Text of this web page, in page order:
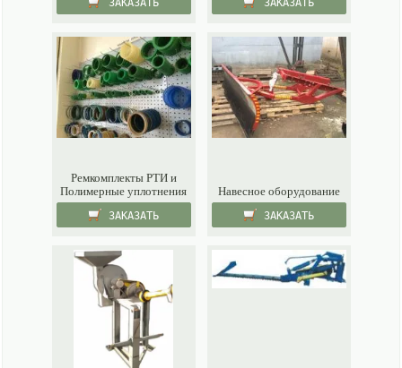
ЗАКАЗАТЬ ЗАКАЗАТЬ
ЗАКАЗАТЬ
Ремкомплекты РТИ и
Полимерные уплотнения
ЗАКАЗАТЬ
Навесное оборудование